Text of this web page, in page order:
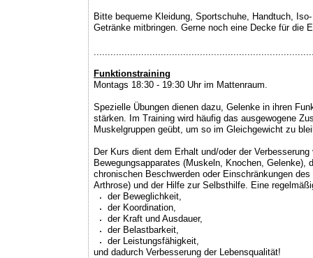
Bitte bequeme Kleidung, Sportschuhe, Handtuch,
Getränke mitbringen. Gerne noch eine Decke für die
Funktionstraining
Montags 18:30 - 19:30 Uhr im Mattenraum.
Spezielle Übungen dienen dazu, Gelenke in ihren
stärken. Im Training wird häufig das ausgewogene
Muskelgruppen geübt, um so im Gleichgewicht zu
Der Kurs dient dem Erhalt und/oder der
Bewegungsapparates (Muskeln, Knochen, Gelenke),
chronischen Beschwerden oder Einschränkungen
Arthrose) und der Hilfe zur Selbsthilfe. Eine
der Beweglichkeit,
der Koordination,
der Kraft und Ausdauer,
der Belastbarkeit,
der Leistungsfähigkeit,
und dadurch Verbesserung der Lebensqualität!